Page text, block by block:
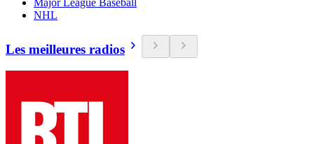
Major League Baseball
NHL
Les meilleures radios